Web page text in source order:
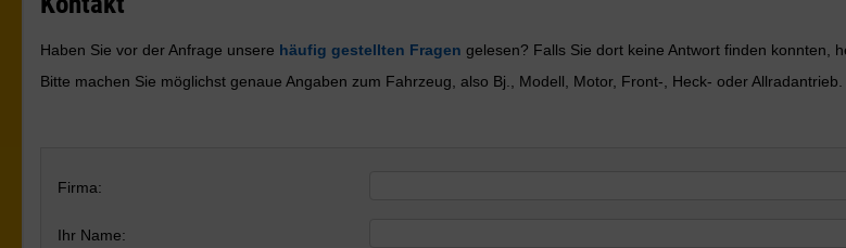
Haben Sie vor der Anfrage unsere häufig gestellten Fragen gelesen? Falls Sie dort keine Antwort finden konnten,
Bitte machen Sie möglichst genaue Angaben zum Fahrzeug, also Bj., Modell, Motor, Front-, Heck- oder Allradantrieb.
Firma:
Ihr Name: